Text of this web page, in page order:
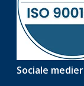
Sociale medier